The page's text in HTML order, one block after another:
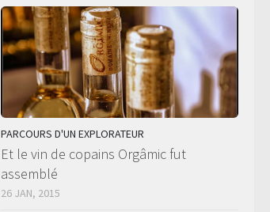
PARCOURS D'UN EXPLORATEUR
Et le vin de copains Orgâmic fut
assemblé
26 JAN, 2015